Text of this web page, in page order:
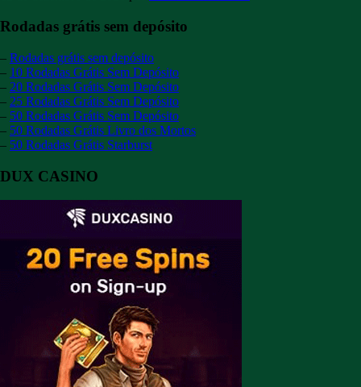
Rodadas grátis sem depósito
– Rodadas grátis sem depósito
– 10 Rodadas Grátis Sem Depósito
– 20 Rodadas Grátis Sem Depósito
– 25 Rodadas Grátis Sem Depósito
– 50 Rodadas Grátis Sem Depósito
– 50 Rodadas Grátis Livro dos Mortos
– 50 Rodadas Grátis Starburst
DUX CASINO